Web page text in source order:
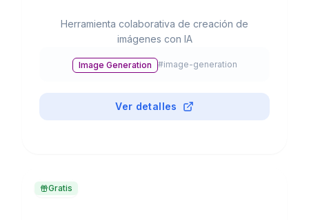
Herramienta colaborativa de creación de
imágenes con IA
Image Generation #image-generation
Ver detalles
Gratis